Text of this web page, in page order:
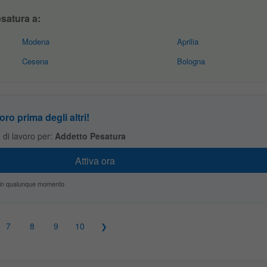
a:
Modena
Cesena
Aprilia
Bologna
prima degli altri!
lavoro per: Addetto Pesatura
qualunque momento
7 8 9 10